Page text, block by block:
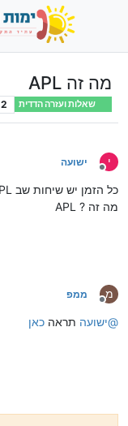
מה זה APL
שאלות ועזרה הדדית 2
י
מנותק
ישועה
כל הזמן יש שיחות שב APL אפשר וכו
מה זה ? APL
מ
מנותק
ממפ
@ישועה תראה כאן